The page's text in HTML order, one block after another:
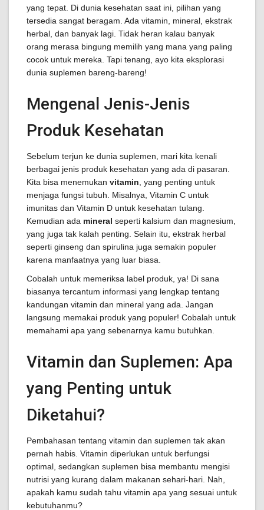
yang tepat. Di dunia kesehatan saat ini, pilihan yang
tersedia sangat beragam. Ada vitamin, mineral, ekstrak
herbal, dan banyak lagi. Tidak heran kalau banyak
orang merasa bingung memilih yang mana yang paling
cocok untuk mereka. Tapi tenang, ayo kita eksplorasi
dunia suplemen bareng-bareng!
Mengenal Jenis-Jenis
Produk Kesehatan
Sebelum terjun ke dunia suplemen, mari kita kenali
berbagai jenis produk kesehatan yang ada di pasaran.
Kita bisa menemukan vitamin , yang penting untuk
menjaga fungsi tubuh. Misalnya, Vitamin C untuk
imunitas dan Vitamin D untuk kesehatan tulang.
Kemudian ada mineral seperti kalsium dan magnesium,
yang juga tak kalah penting. Selain itu, ekstrak herbal
seperti ginseng dan spirulina juga semakin populer
karena manfaatnya yang luar biasa.
Cobalah untuk memeriksa label produk, ya! Di sana
biasanya tercantum informasi yang lengkap tentang
kandungan vitamin dan mineral yang ada. Jangan
langsung memakai produk yang populer! Cobalah untuk
memahami apa yang sebenarnya kamu butuhkan.
Vitamin dan Suplemen: Apa
yang Penting untuk
Diketahui?
Pembahasan tentang vitamin dan suplemen tak akan
pernah habis. Vitamin diperlukan untuk berfungsi
optimal, sedangkan suplemen bisa membantu mengisi
nutrisi yang kurang dalam makanan sehari-hari. Nah,
apakah kamu sudah tahu vitamin apa yang sesuai untuk
kebutuhanmu?